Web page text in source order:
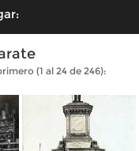
(1 al 24 de 246):